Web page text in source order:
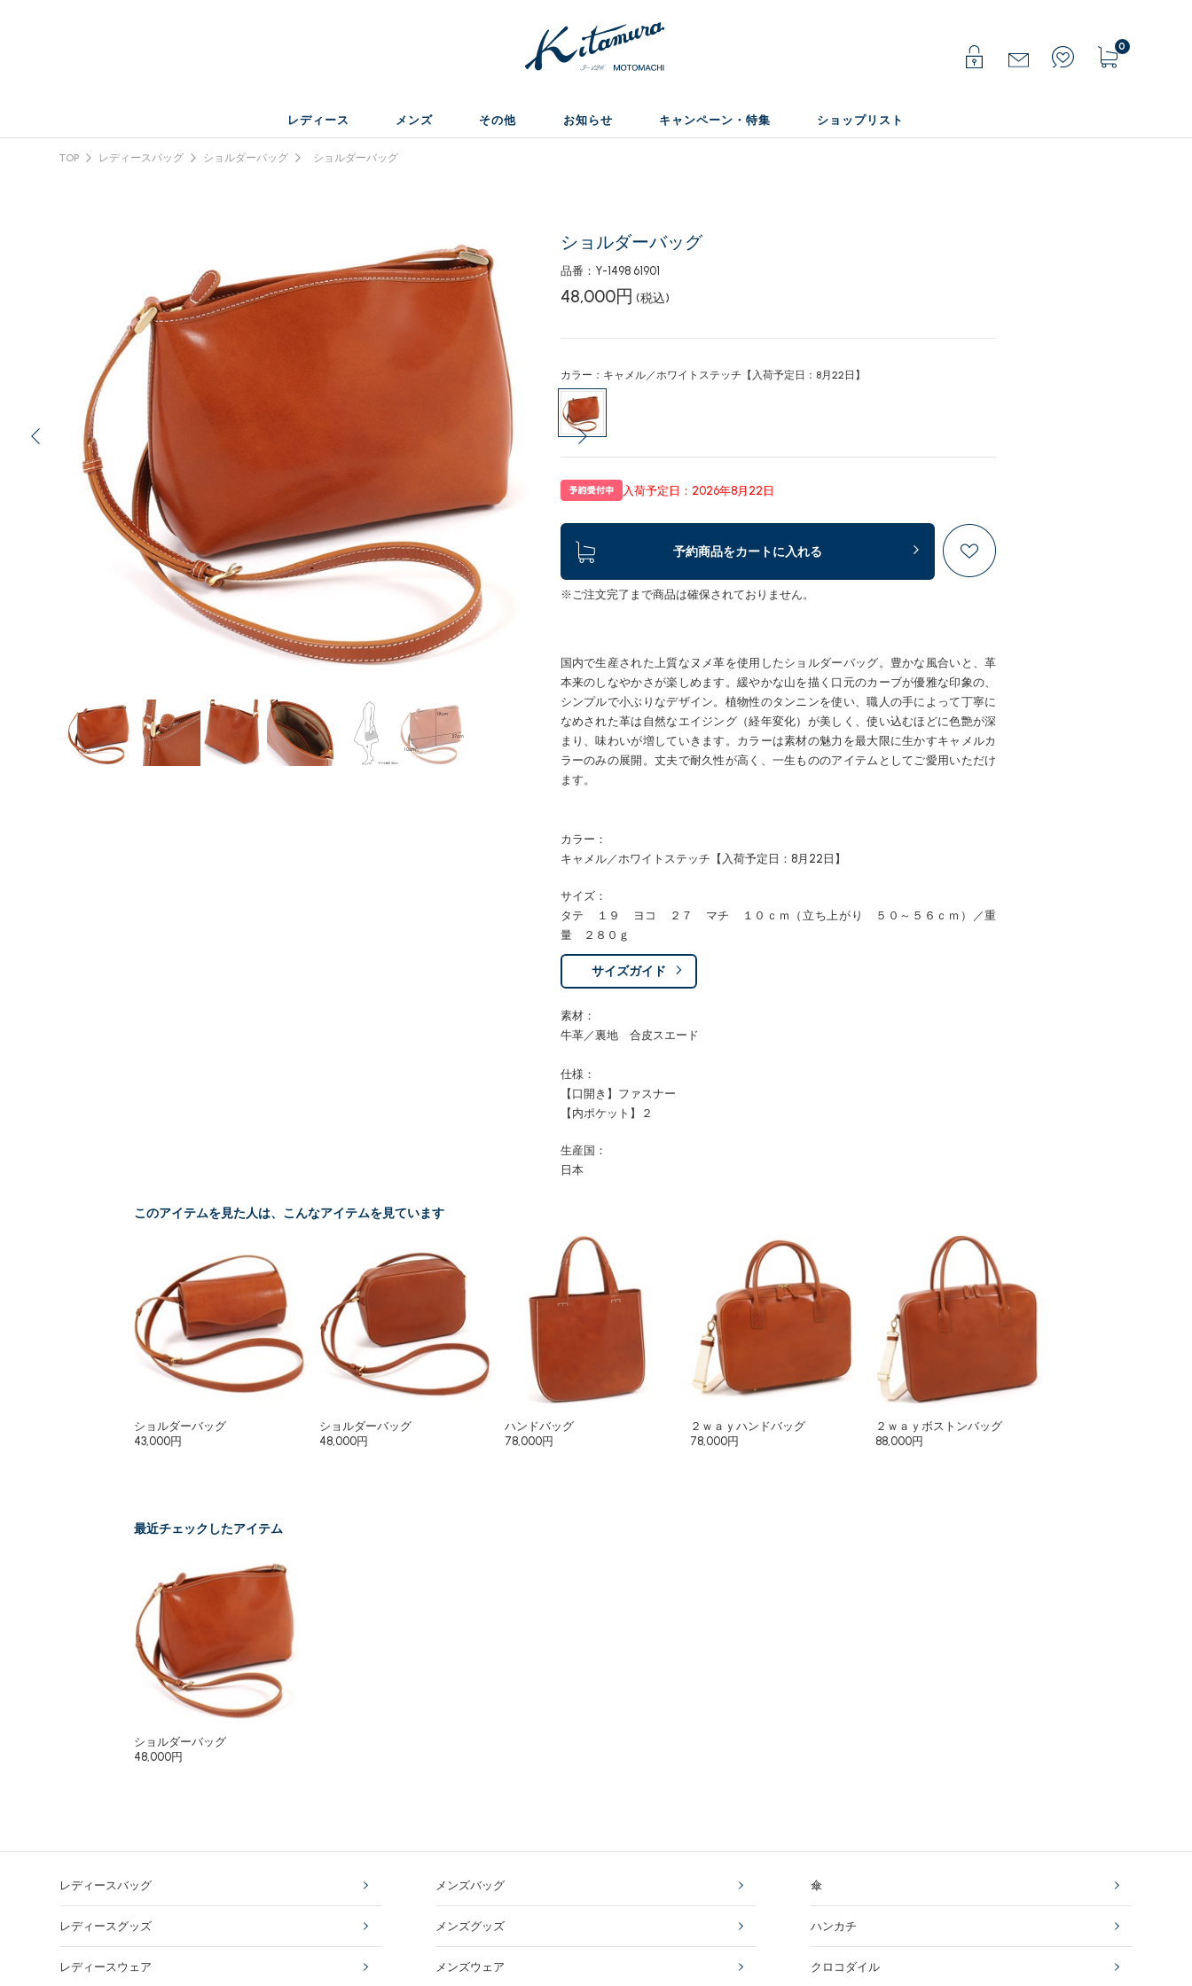
0
レディース メンズ その他 お知らせ キャンペーン・特集 ショップリスト
TOP レディースバッグ ショルダーバッグ ショルダーバッグ
ショルダーバッグ
品番：Y-1498 61901
48,000円 (税込)
カラー：キャメル／ホワイトステッチ【入荷予定日：8月22日】
入荷予定日：2026年8月22日
予約商品をカートに入れる
※ご注文完了まで商品は確保されておりません。
国内で生産された上質なヌメ革を使用したショルダーバッグ。豊かな風合いと、革
本来のしなやかさが楽しめます。緩やかな山を描く口元のカーブが優雅な印象の、
シンプルで小ぶりなデザイン。植物性のタンニンを使い、職人の手によって丁寧に
なめされた革は自然なエイジング（経年変化）が美しく、使い込むほどに色艶が深
まり、味わいが増していきます。カラーは素材の魅力を最大限に生かすキャメルカ
ラーのみの展開。丈夫で耐久性が高く、一生もののアイテムとしてご愛用いただけ
ます。
カラー：
キャメル／ホワイトステッチ【入荷予定日：8月22日】
サイズ：
タテ １９ ヨコ ２７ マチ １０ｃｍ（立ち上がり ５０～５６ｃｍ）／重
量 ２８０ｇ
サイズガイド
素材：
牛革／裏地 合皮スエード
仕様：
【口開き】ファスナー
【内ポケット】２
生産国：
日本
このアイテムを見た人は、こんなアイテムを見ています
ショルダーバッグ
43,000円
ショルダーバッグ
48,000円
ハンドバッグ
78,000円
２ｗａｙハンドバッグ
78,000円
２ｗａｙボストンバッグ
88,000円
最近チェックしたアイテム
ショルダーバッグ
48,000円
レディースバッグ
レディースグッズ
レディースウェア
メンズバッグ
メンズグッズ
メンズウェア
傘
ハンカチ
クロコダイル